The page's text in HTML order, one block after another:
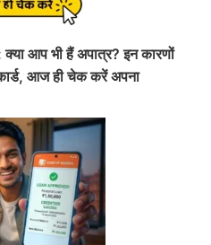
आप भी हैं अपात्र? इन कारणों
आज ही चेक करें अपना